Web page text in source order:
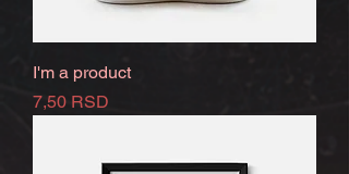
I'm a product
Prix
7,50 RSD